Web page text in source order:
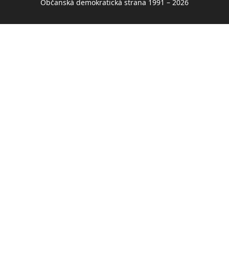
Občanská demokratická strana 1991 – 2026